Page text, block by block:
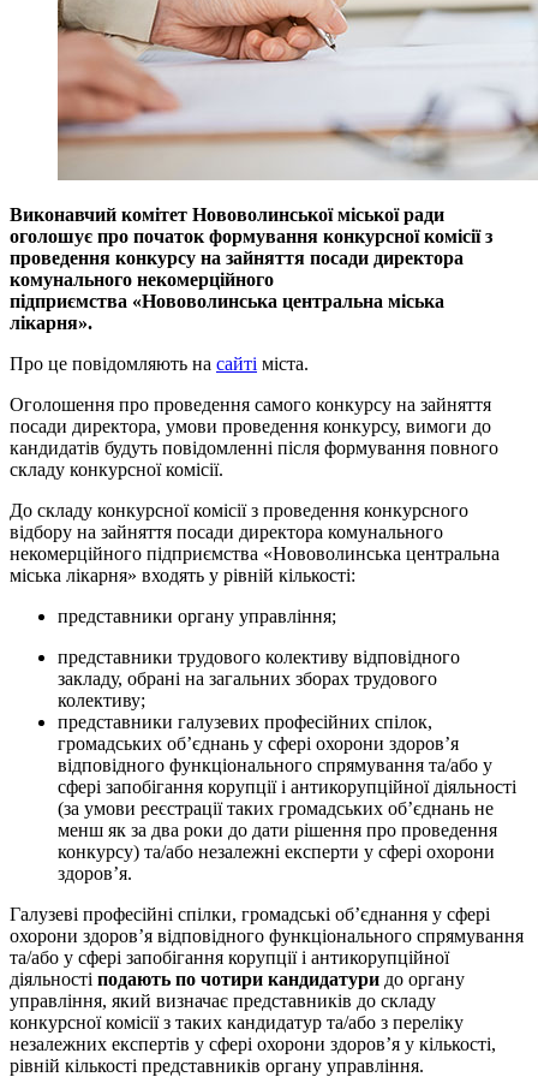
Виконавчий комітет Нововолинської міської ради
оголошує про початок формування конкурсної комісії з
проведення конкурсу на зайняття посади директора
комунального некомерційного
підприємства «Нововолинська центральна міська
лікарня».
Про це повідомляють на сайті міста.
Оголошення про проведення самого конкурсу на зайняття
посади директора, умови проведення конкурсу, вимоги до
кандидатів будуть повідомленні після формування повного
складу конкурсної комісії.
До складу конкурсної комісії з проведення конкурсного
відбору на зайняття посади директора комунального
некомерційного підприємства «Нововолинська центральна
міська лікарня» входять у рівній кількості:
представники органу управління;
представники трудового колективу відповідного
закладу, обрані на загальних зборах трудового
колективу;
представники галузевих професійних спілок,
громадських об’єднань у сфері охорони здоров’я
відповідного функціонального спрямування та/або у
сфері запобігання корупції і антикорупційної діяльності
(за умови реєстрації таких громадських об’єднань не
менш як за два роки до дати рішення про проведення
конкурсу) та/або незалежні експерти у сфері охорони
здоров’я.
Галузеві професійні спілки, громадські об’єднання у сфері
охорони здоров’я відповідного функціонального спрямування
та/або у сфері запобігання корупції і антикорупційної
діяльності подають по чотири кандидатури до органу
управління, який визначає представників до складу
конкурсної комісії з таких кандидатур та/або з переліку
незалежних експертів у сфері охорони здоров’я у кількості,
рівній кількості представників органу управління.